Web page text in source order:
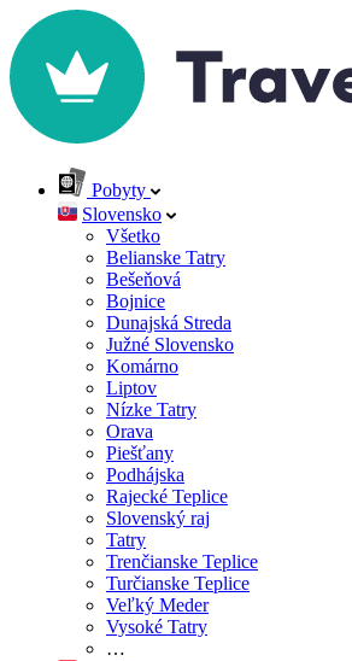
Pobyty
Slovensko
Všetko
Belianske Tatry
Bešeňová
Bojnice
Dunajská Streda
Južné Slovensko
Komárno
Liptov
Nízke Tatry
Orava
Piešťany
Podhájska
Rajecké Teplice
Slovenský raj
Tatry
Trenčianske Teplice
Turčianske Teplice
Veľký Meder
Vysoké Tatry
…